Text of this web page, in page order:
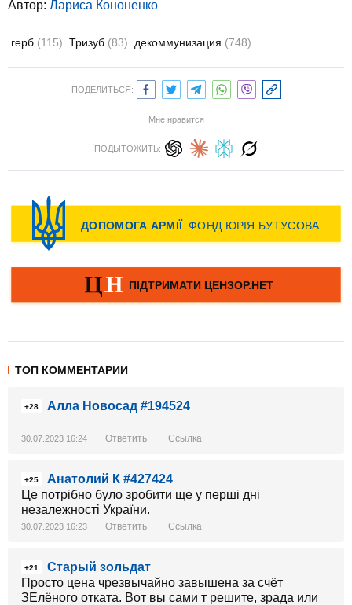
Автор: Лариса Кононенко
герб (115) Тризуб (83) декоммунизация (748)
ПОДЕЛИТЬСЯ:
Мне нравится
ПОДЫТОЖИТЬ:
ТОП КОММЕНТАРИИ
+28 Алла Новосад #194524
30.07.2023 16:24 Ответить Ссылка
+25
Анатолий К #427424
Це потрібно було зробити ще у перші дні
незалежності України.
30.07.2023 16:23 Ответить Ссылка
+21
Старый зольдат
Просто цена чрезвычайно завышена за счёт
ЗЕлёного отката. Вот вы сами т решите, зрада или